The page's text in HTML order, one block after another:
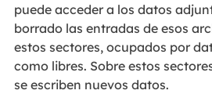
puede acceder a los datos
borrado las entradas de esos
estos sectores, ocupados por
como libres. Sobre estos
se escriben nuevos datos.